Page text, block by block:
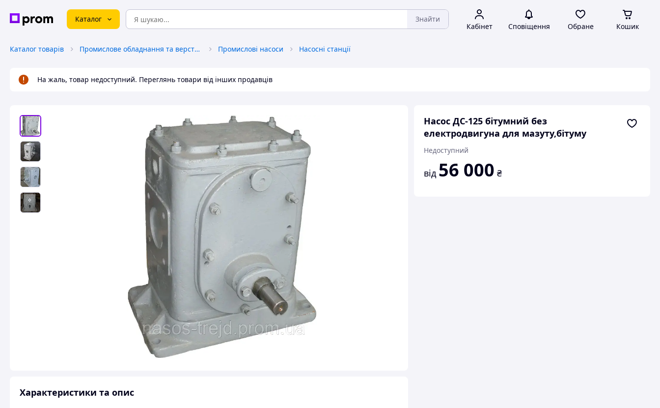
Каталог Знайти
Кабінет Сповіщення Обране Кошик
Каталог товарів Промислове обладнання та верстати Промислові насоси Насосні станції
На жаль, товар недоступний. Переглянь товари від інших продавців
Насос ДС-125 бітумний без
електродвигуна для мазуту,бітуму
Недоступний
від 56 000 ₴
Характеристики та опис